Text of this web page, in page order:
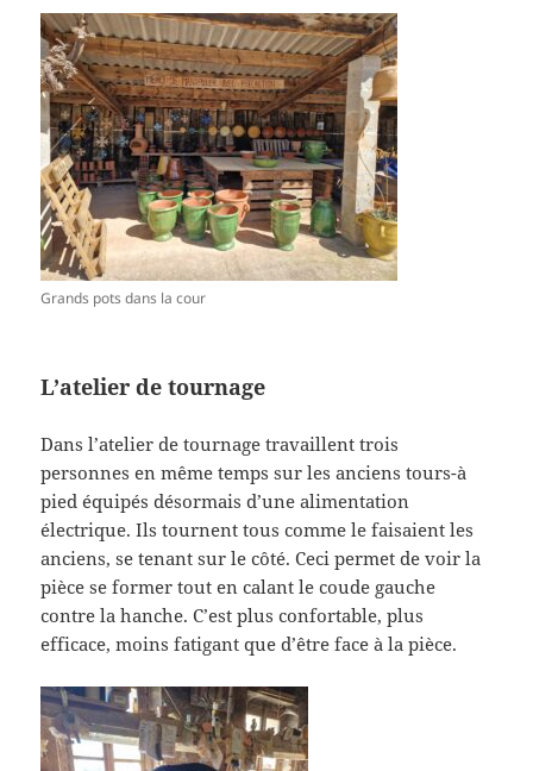
Grands pots dans la cour
L’atelier de tournage
Dans l’atelier de tournage travaillent trois
personnes en même temps sur les anciens tours-à
pied équipés désormais d’une alimentation
électrique. Ils tournent tous comme le faisaient les
anciens, se tenant sur le côté. Ceci permet de voir la
pièce se former tout en calant le coude gauche
contre la hanche. C’est plus confortable, plus
efficace, moins fatigant que d’être face à la pièce.